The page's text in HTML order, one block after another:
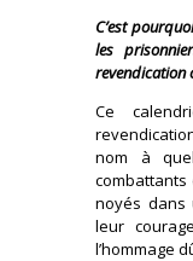
C’est
les
revendication
Ce
nom à
noyés dans
leur
l’hommage